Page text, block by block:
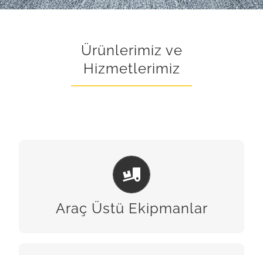
Ürünlerimiz ve
Hizmetlerimiz
Araç Üstü Ekipmanlar
ARAÇ ÜSTÜ EKIPMANLAR